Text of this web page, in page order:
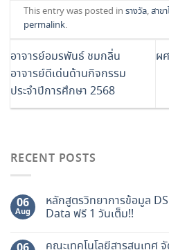
This entry was posted inรางวัล,สาข
permalink.
อาจารย์อมรพันธ์ ชมกลิ่น
อาจารย์ดีเด่นด้านกิจกรรม
ประจำปีการศึกษา 2568
ผ
RECENT POSTS
06
Aug
หลักสูตรวิทยาการข้อมูล
Data ฟรี 1 วันเต็ม!!
คณะเทคโนโลยีสารสนเทศ